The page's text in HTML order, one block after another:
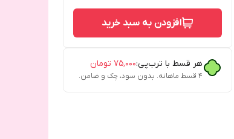
افزودن به سبد خرید
هر قسط با ترب‌پی:۷۵٬۰۰۰ تومان
۴ قسط ماهانه. بدون سود، چک و ضامن.